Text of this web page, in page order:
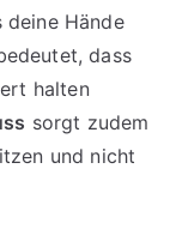
deine Hände
dass
halten
sorgt zudem
und nicht